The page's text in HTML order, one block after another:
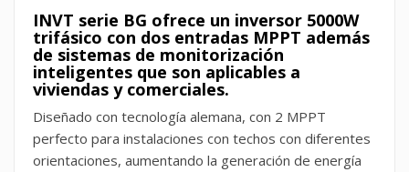
INVT serie BG ofrece un inversor 5000W
trifásico con dos entradas MPPT además
de sistemas de monitorización
inteligentes que son aplicables a
viviendas y comerciales.
Diseñado con tecnología alemana, con 2 MPPT
perfecto para instalaciones con techos con diferentes
orientaciones, aumentando la generación de energía